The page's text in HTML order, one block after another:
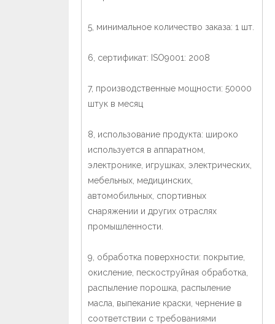
5, минимальное количество заказа: 1 шт.
6, сертификат: ISO9001: 2008
7, производственные мощности: 50000
штук в месяц
8, использование продукта: широко
используется в аппаратном,
электронике, игрушках, электрических,
мебельных, медицинских,
автомобильных, спортивных
снаряжении и других отраслях
промышленности.
9, обработка поверхности: покрытие,
окисление, пескоструйная обработка,
распыление порошка, распыление
масла, выпекание краски, чернение в
соответствии с требованиями